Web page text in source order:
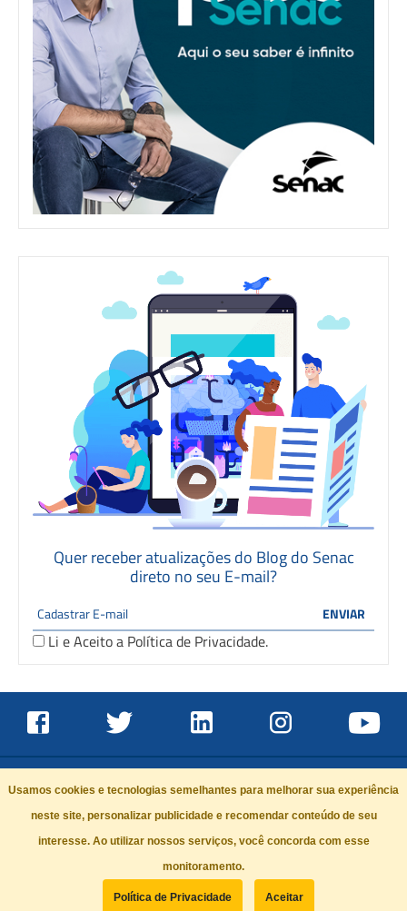
Quer receber atualizações do Blog do Senac
direto no seu E-mail?
Li e Aceito a Política de Privacidade.
VESTIBULAR
SENAC CORPORATIVO
BLUMENGARTEN
AGENDA SAÚDE E BELEZA
Usamos cookies e tecnologias semelhantes para melhorar sua experiência
neste site, personalizar publicidade e recomendar conteúdo de seu
interesse. Ao utilizar nossos serviços, você concorda com esse
monitoramento.
Política de Privacidade Aceitar